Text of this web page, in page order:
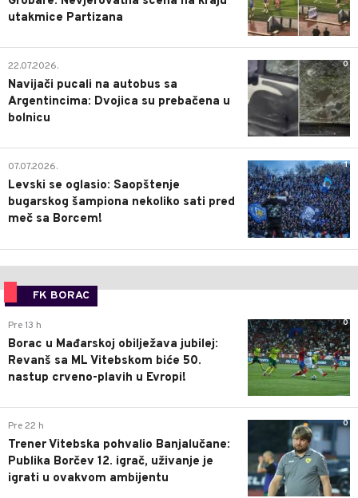
utakmice Partizana
0
22.07.2026.
Navijači pucali na autobus sa
Argentincima: Dvojica su prebačena u
bolnicu
1
07.07.2026.
Levski se oglasio: Saopštenje
bugarskog šampiona nekoliko sati pred
meč sa Borcem!
FK BORAC
0
Pre 13 h
Borac u Mađarskoj obilježava jubilej:
Revanš sa ML Vitebskom biće 50.
nastup crveno-plavih u Evropi!
0
Pre 22 h
Trener Vitebska pohvalio Banjalučane:
Publika Borčev 12. igrač, uživanje je
igrati u ovakvom ambijentu